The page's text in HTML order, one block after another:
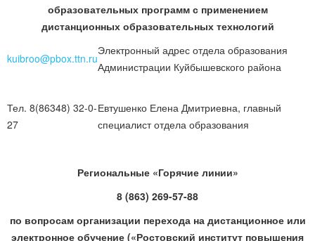
образовательных программ с применением
дистанционных образовательных технологий
kuibroo@pbox.ttn.ru
Электронный адрес отдела образования
Администрации Куйбышевского района
Тел. 8(86348) 32-0-
27
Евтушенко Елена Дмитриевна, главный
специалист отдела образования
Региональные «Горячие линии»
8 (863) 269-57-88
по вопросам организации перехода на дистанционное или
электронное обучение («Ростовский институт повышения